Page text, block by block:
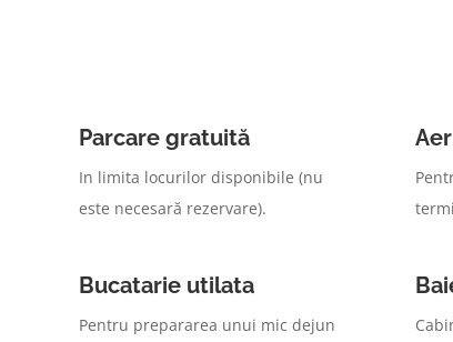
Parcare gratuită
In limita locurilor disponibile (nu
este necesară rezervare).
Bucatarie utilata
Pentru prepararea unui mic dejun